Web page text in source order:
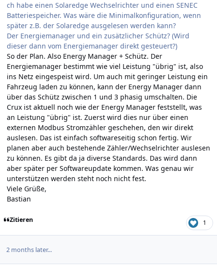
ch habe einen Solaredge Wechselrichter und einen SENEC
Batteriespeicher. Was wäre die Minimalkonfiguration, wenn
später z.B. der Solaredge ausgelesen werden kann?
Der Energiemanager und ein zusätzlicher Schütz? (Wird
dieser dann vom Energiemanager direkt gesteuert?)
So der Plan. Also Energy Manager + Schütz. Der
Energiemanager bestimmt wie viel Leistung "übrig" ist, also
ins Netz eingespeist wird. Um auch mit geringer Leistung ein
Fahrzeug laden zu können, kann der Energy Manager dann
über das Schütz zwischen 1 und 3 phasig umschalten. Die
Crux ist aktuell noch wie der Energy Manager feststellt, was
an Leistung "übrig" ist. Zuerst wird dies nur über einen
externen Modbus Stromzähler geschehen, den wir direkt
auslesen. Das ist einfach softwareseitig schon fertig. Wir
planen aber auch bestehende Zähler/Wechselrichter auslesen
zu können. Es gibt da ja diverse Standards. Das wird dann
aber später per Softwareupdate kommen. Was genau wir
unterstützen werden steht noch nicht fest.
Viele Grüße,
Bastian
Zitieren 1
2 months later...